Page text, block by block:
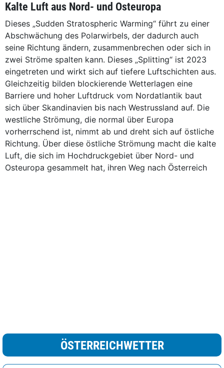
Kalte Luft aus Nord- und Osteuropa
Dieses „Sudden Stratospheric Warming“ führt zu einer
Abschwächung des Polarwirbels, der dadurch auch
seine Richtung ändern, zusammenbrechen oder sich in
zwei Ströme spalten kann. Dieses „Splitting“ ist 2023
eingetreten und wirkt sich auf tiefere Luftschichten aus.
Gleichzeitig bilden blockierende Wetterlagen eine
Barriere und hoher Luftdruck vom Nordatlantik baut
sich über Skandinavien bis nach Westrussland auf. Die
westliche Strömung, die normal über Europa
vorherrschend ist, nimmt ab und dreht sich auf östliche
Richtung. Über diese östliche Strömung macht die kalte
Luft, die sich im Hochdruckgebiet über Nord- und
Osteuropa gesammelt hat, ihren Weg nach Österreich
ÖSTERREICHWETTER